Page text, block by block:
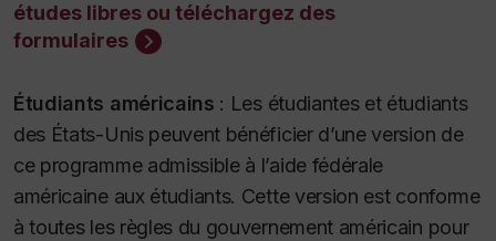
études libres ou téléchargez des
formulaires
Étudiants américains : Les étudiantes et étudiants
des États-Unis peuvent bénéficier d’une version de
ce programme admissible à l’aide fédérale
américaine aux étudiants. Cette version est conforme
à toutes les règles du gouvernement américain pour